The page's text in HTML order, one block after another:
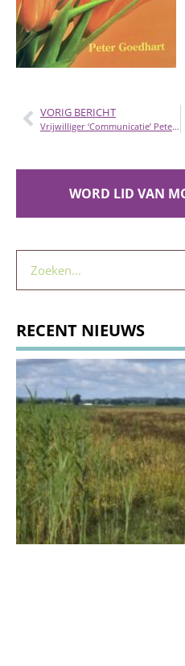
VORIG BERICHT
Vrijwilliger ‘Communicatie’ Peter Goedhart neemt afscheid
WORD LID VAN
RECENT NIEUWS